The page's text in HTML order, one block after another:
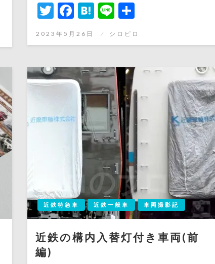
Twitter
Facebook
Hatena
Line
共
有
投
日:
2023年5月26日 シロピロ
近鉄特急車 近鉄一般車 車両撮影記
近鉄の構内入替灯付き車両(前
編)